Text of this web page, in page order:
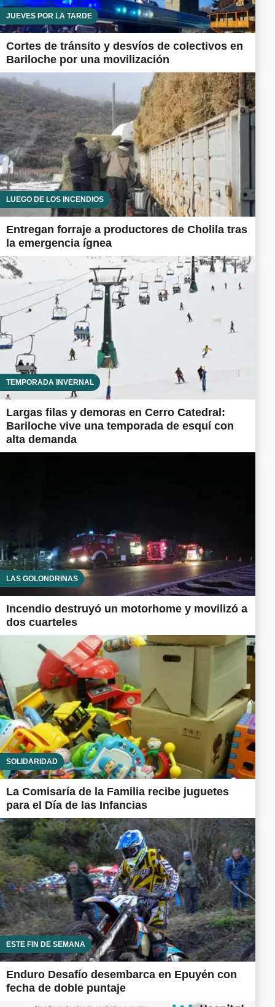
JUEVES POR LA TARDE
Cortes de tránsito y desvíos de colectivos en
Bariloche por una movilización
LUEGO DE LOS INCENDIOS
Entregan forraje a productores de Cholila tras
la emergencia ígnea
TEMPORADA INVERNAL
Largas filas y demoras en Cerro Catedral:
Bariloche vive una temporada de esquí con
alta demanda
LAS GOLONDRINAS
Incendio destruyó un motorhome y movilizó a
dos cuarteles
SOLIDARIDAD
La Comisaría de la Familia recibe juguetes
para el Día de las Infancias
ESTE FIN DE SEMANA
Enduro Desafío desembarca en Epuyén con
fecha de doble puntaje